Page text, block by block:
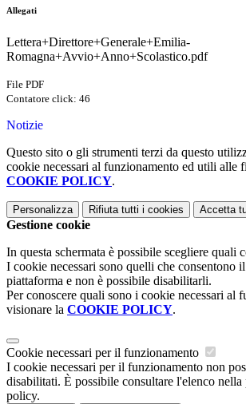
Allegati
Lettera+Direttore+Generale+Emilia-
Romagna+Avvio+Anno+Scolastico.pdf
File PDF
Contatore click: 46
Notizie
Questo sito o gli strumenti terzi da questo
cookie necessari al funzionamento ed utili alle
COOKIE POLICY.
Personalizza Rifiuta tutti i cookies Accetta
Gestione cookie
In questa schermata è possibile scegliere quali
I cookie necessari sono quelli che consentono
piattaforma e non è possibile disabilitarli.
Per conoscere quali sono i cookie necessari al
visionare la COOKIE POLICY.
Cookie necessari per il funzionamento
I cookie necessari per il funzionamento non
disabilitati. È possibile consultare l'elenco
policy.